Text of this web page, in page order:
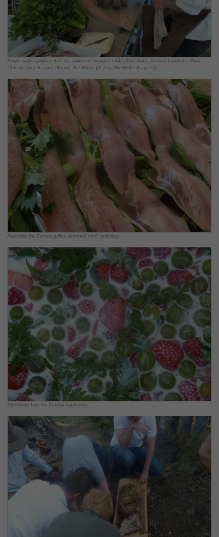
Friske selleri pakkes ind i ler, inden de lægges i bål i flere timer. Steven Lamb fra River
Cottage (tv.), Kasper Gaard, Ilse Made (th.) og Gill Meller (bagerst).
Makreller fra Samsø grilles sammen med selleritop.
Blandede bær fra Samsø marineres.